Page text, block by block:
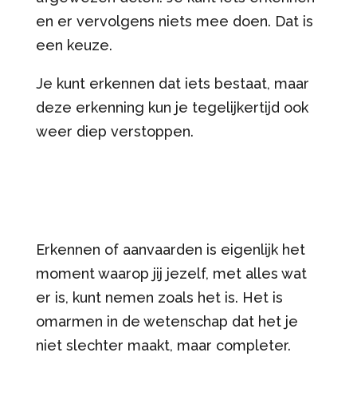
en er vervolgens niets mee doen. Dat is
een keuze.
Je kunt erkennen dat iets bestaat, maar
deze erkenning kun je tegelijkertijd ook
weer diep verstoppen.
Erkennen of aanvaarden is eigenlijk het
moment waarop jij jezelf, met alles wat
er is, kunt nemen zoals het is. Het is
omarmen in de wetenschap dat het je
niet slechter maakt, maar completer.